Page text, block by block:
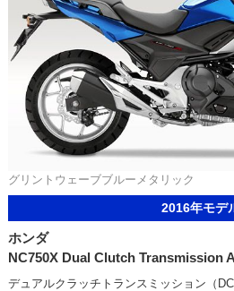
グリントウェーブブルーメタリック
2016年モデ
ホンダ
NC750X Dual Clutch Transmission
デュアルクラッチトランスミッション（